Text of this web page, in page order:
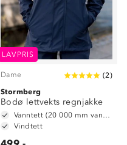
LAVPRIS
Dame (2)
Stormberg
Bodø lettvekts regnjakke
Vanntett (20 000 mm vannsøyle)
Vindtett